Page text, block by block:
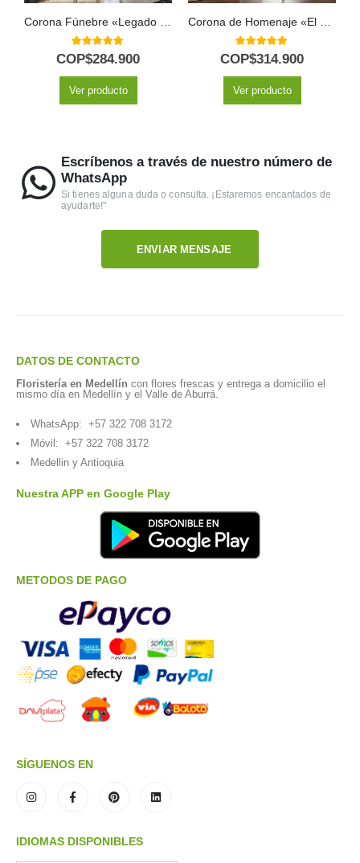
Corona Fúnebre «Legado de Hildegarda» 🤍
5.00out of 5
COP$284.900
Ver producto
Corona de Homenaje «El Vuelo de Uriel» 🕊️
5.00out of 5
COP$314.900
Ver producto
Escríbenos a través de nuestro número de
WhatsApp
Si tienes alguna duda o consulta. ¡Estaremos encantados de
ayudarte!"
ENVIAR MENSAJE
DATOS DE CONTACTO
Floristería en Medellín con flores frescas y entrega a domicilio el
mismo día en Medellín y el Valle de Aburrá.
WhatsApp: +57 322 708 3172
Móvil: +57 322 708 3172
Medellin y Antioquia
Nuestra APP en Google Play
METODOS DE PAGO
SÍGUENOS EN
IDIOMAS DISPONIBLES